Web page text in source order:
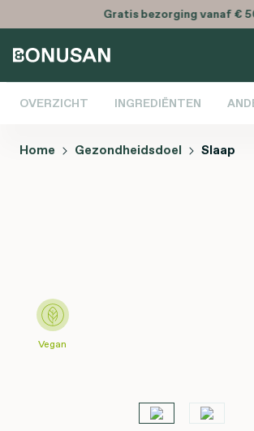
Gratisbezorging vanaf €
OVERZICHT INGREDIËNTEN
Home Gezondheidsdoel Slaap
Vegan